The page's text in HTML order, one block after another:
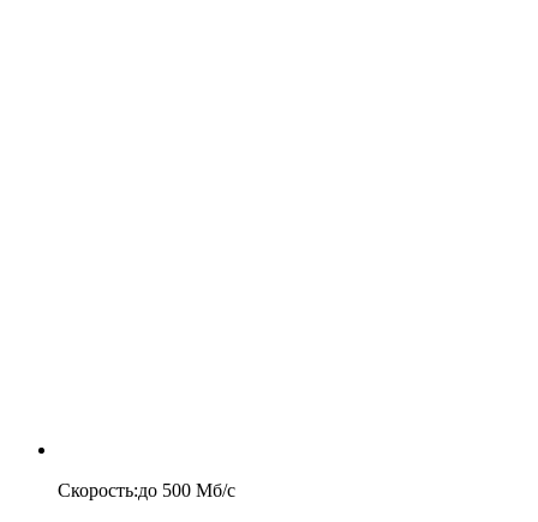
Скорость:до 500 Мб/c